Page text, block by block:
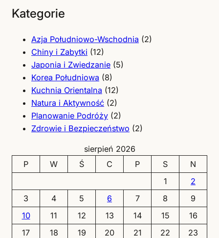
Kategorie
Azja Południowo-Wschodnia (2)
Chiny i Zabytki (12)
Japonia i Zwiedzanie (5)
Korea Południowa (8)
Kuchnia Orientalna (12)
Natura i Aktywność (2)
Planowanie Podróży (2)
Zdrowie i Bezpieczeństwo (2)
sierpień 2026
P
W Ś C P S
N
1
2
3
4 5 6 7 8
9
10
11 12 13 14 15
16
17
18 19 20 21 22 23